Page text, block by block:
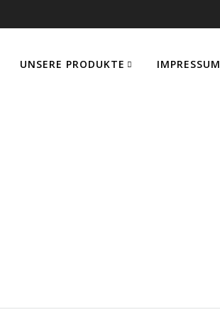
UNSERE PRODUKTE IMPRESSUM